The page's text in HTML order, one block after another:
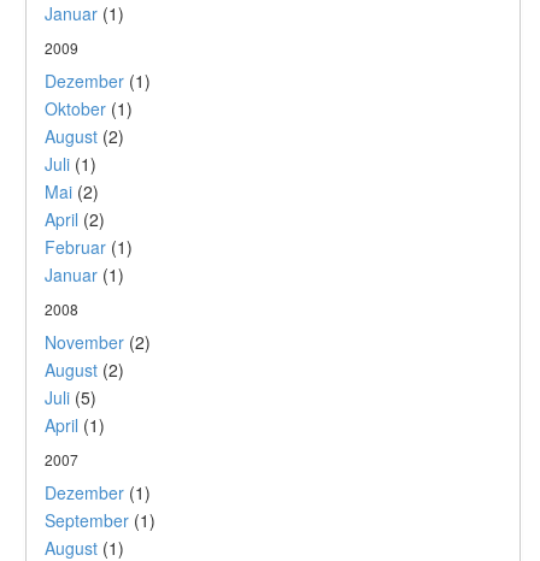
Januar (1)
2009
Dezember (1)
Oktober (1)
August (2)
Juli (1)
Mai (2)
April (2)
Februar (1)
Januar (1)
2008
November (2)
August (2)
Juli (5)
April (1)
2007
Dezember (1)
September (1)
August (1)